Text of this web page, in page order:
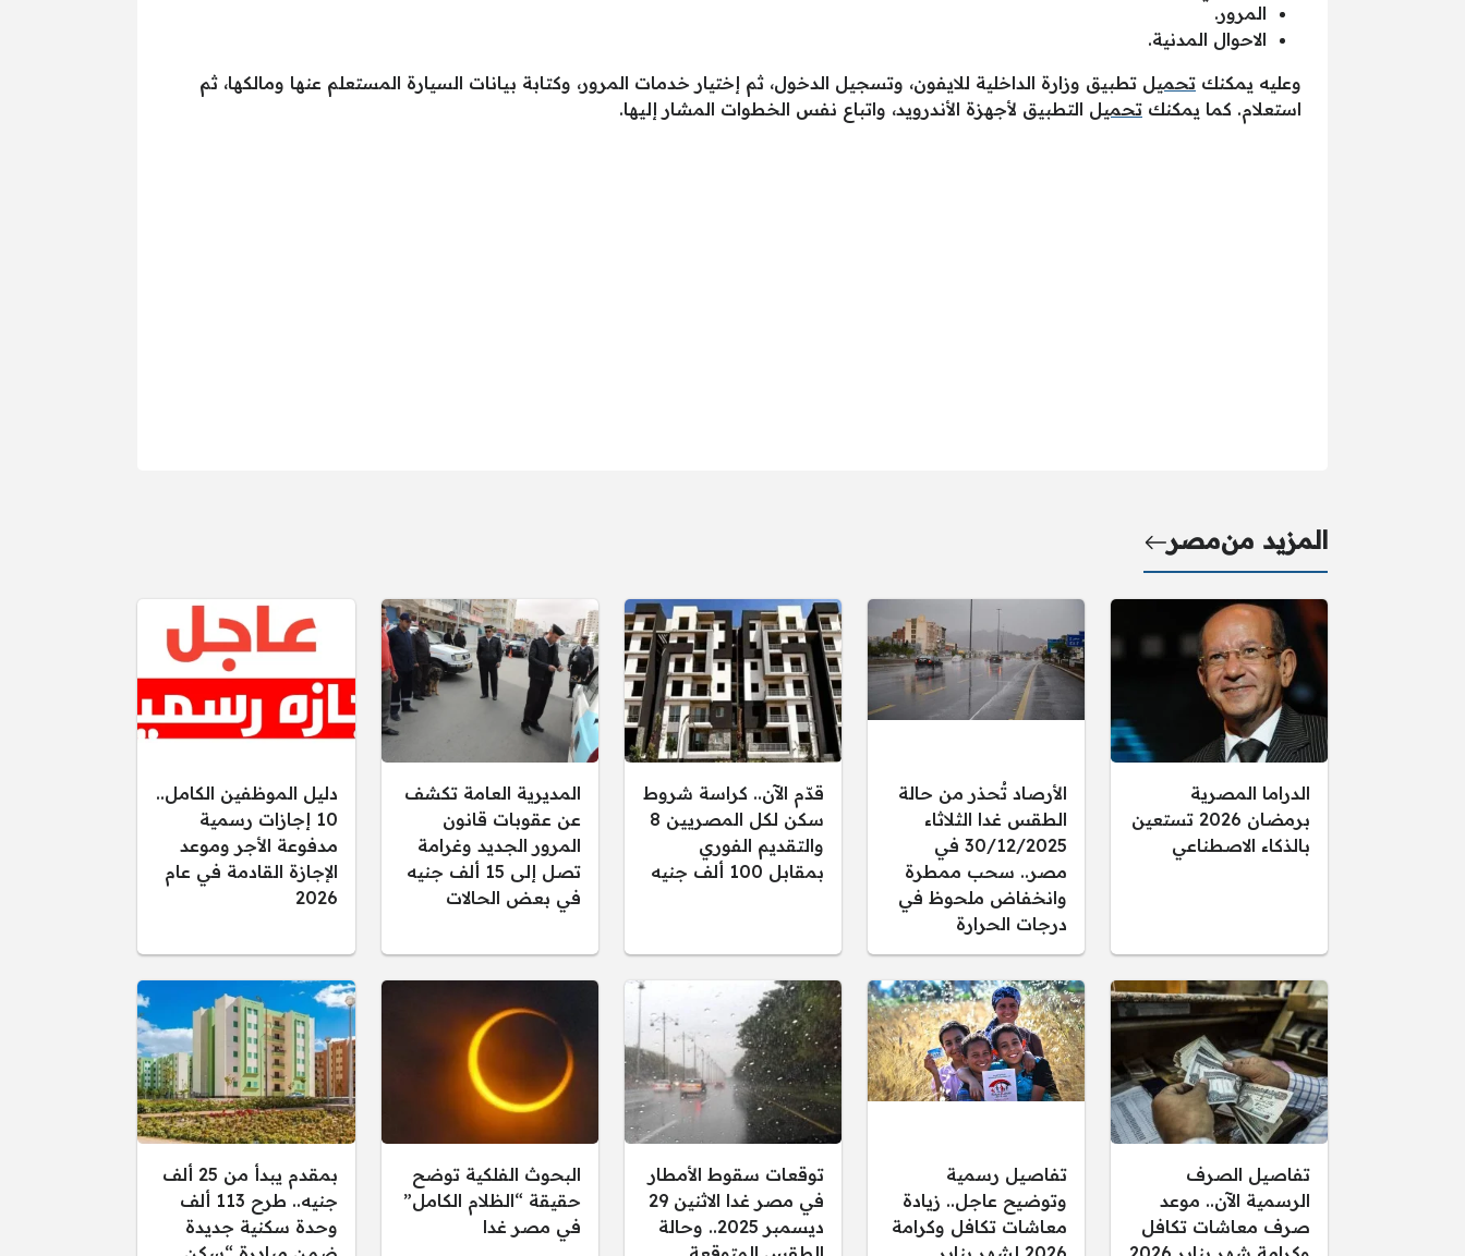
المرور.
الاحوال المدنية.
وعليه يمكنك تحميل تطبيق وزارة الداخلية للايفون، وتسجيل الدخول، ثم إختيار خدمات المرور، وكتابة بيانات السيارة المستعلم عنها ومالكها، ثم
استعلام. كما يمكنك تحميل التطبيق لأجهزة الأندرويد، واتباع نفس الخطوات المشار إليها.
المزيد منمصر
الدراما المصرية
برمضان 2026 تستعين
بالذكاء الاصطناعي
الأرصاد تُحذر من حالة
الطقس غدا الثلاثاء
30/12/2025 في
مصر.. سحب ممطرة
وانخفاض ملحوظ في
درجات الحرارة
قدّم الآن.. كراسة شروط
سكن لكل المصريين 8
والتقديم الفوري
بمقابل 100 ألف جنيه
المديرية العامة تكشف
عن عقوبات قانون
المرور الجديد وغرامة
تصل إلى 15 ألف جنيه
في بعض الحالات
دليل الموظفين الكامل..
10 إجازات رسمية
مدفوعة الأجر وموعد
الإجازة القادمة في عام
2026
تفاصيل الصرف
الرسمية الآن.. موعد
صرف معاشات تكافل
تفاصيل رسمية
وتوضيح عاجل.. زيادة
معاشات تكافل وكرامة
توقعات سقوط الأمطار
في مصر غدا الاثنين 29
ديسمبر 2025.. وحالة
البحوث الفلكية توضح
حقيقة “الظلام الكامل”
في مصر غدا
بمقدم يبدأ من 25 ألف
جنيه.. طرح 113 ألف
وحدة سكنية جديدة